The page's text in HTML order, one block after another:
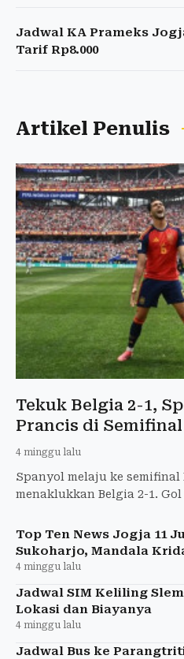
Jadwal KA Prameks
Tarif Rp8.000
Artikel Penulis
Tekuk Belgia 2-1,
Prancis di
4 minggu lalu
Spanyol melaju ke semifinal
menaklukkan Belgia 2-1.
Top Ten News Jogja 11
Sukoharjo, Mandala
4 minggu lalu
Jadwal SIM Keliling
Lokasi dan Biayanya
4 minggu lalu
Jadwal Bus ke